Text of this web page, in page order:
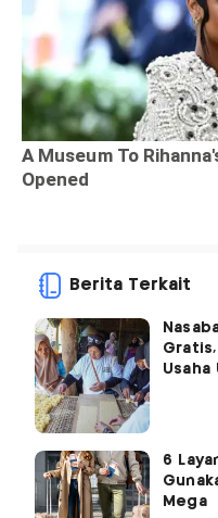
Berita Terkait
Gratis,
Usaha
6
Mega